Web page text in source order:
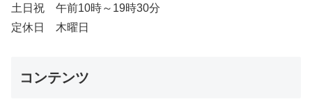
土日祝 午前10時～19時30分
定休日 木曜日
コンテンツ